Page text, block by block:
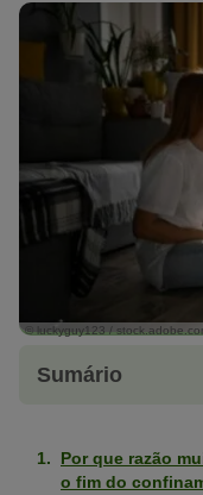
© luckyguy123 /
Sumário
Por que razão
o fim do